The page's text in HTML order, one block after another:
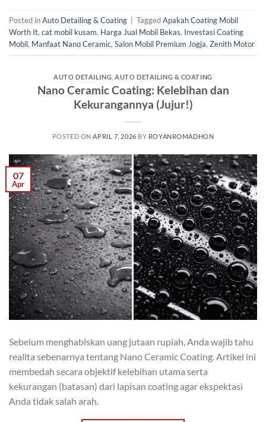
Posted inAuto Detailing & Coating TaggedApakah Coating Mobil
Worth It, cat mobil kusam, Harga Jual Mobil Bekas, Investasi Coating
Mobil, Manfaat Nano Ceramic, Salon Mobil Premium Jogja, Zenith Motor
AUTO DETAILING ,AUTO DETAILING & COATING
Nano Ceramic Coating: Kelebihan dan
Kekurangannya (Jujur!)
POSTED ONAPRIL 7, 2026 BY ROYANROMADHON
07
Apr
Sebelum menghabiskan uang jutaan rupiah, Anda wajib tahu
realita sebenarnya tentang Nano Ceramic Coating. Artikel ini
membedah secara objektif kelebihan utama serta
kekurangan (batasan) dari lapisan coating agar ekspektasi
Anda tidak salah arah.